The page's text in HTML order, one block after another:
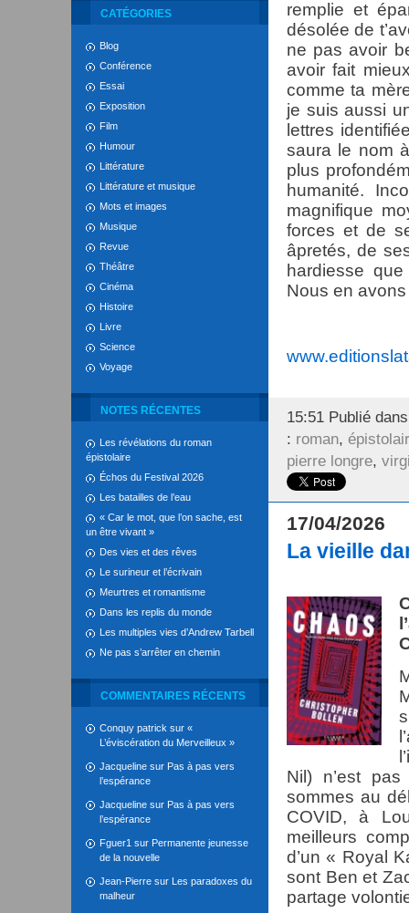
CATÉGORIES
Blog
Conférence
Essai
Exposition
Film
Humour
Littérature
Littérature et musique
Mots et images
Musique
Revue
Théâtre
Cinéma
Histoire
Livre
Science
Voyage
NOTES RÉCENTES
Les révélations du roman
épistolaire
Échos du Festival 2026
Les batailles de l’eau
« Car le mot, que l’on sache, est
un être vivant »
Des vies et des rêves
Le surineur et l’écrivain
Meurtres et romantisme
Dans les replis du monde
Les multiples vies d’Andrew Tarbell
Ne pas s’arrêter en chemin
COMMENTAIRES RÉCENTS
Conquy patrick sur «
L’éviscération du Merveilleux »
Jacqueline sur Pas à pas vers
l’espérance
Jacqueline sur Pas à pas vers
l’espérance
Fguer1 sur Permanente jeunesse
de la nouvelle
Jean-Pierre sur Les paradoxes du
malheur
remplie et
désolée de
ne pas avoir
avoir fait
comme ta
je suis aussi
lettres
saura le nom
plus
humanité.
magnifique
forces et de
âpretés, de
hardiesse
Nous en
15:51 Publié
: roman,
pierre longre,
17/04/2026
La vieille
Nil) n’est
sommes au
COVID, à
meilleurs
d’un « Royal
sont Ben et
partage